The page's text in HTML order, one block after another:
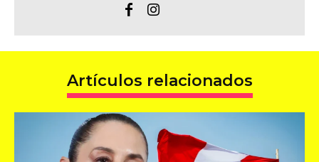
Artículos relacionados